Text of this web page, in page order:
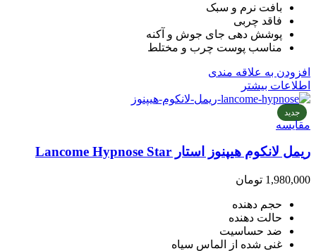
بافت نرم و سبک
فاقد چربی
پوشش دهی جای جوش و آکنه
مناسب پوست چرب و مختلط
افزودن به علاقه مندی
اطلاعات بیشتر
جدید
مقایسه
ریمل لانکوم هیپنوز استار Lancome Hypnose Star
1,980,000 تومان
حجم دهنده
حالت دهنده
ضد حساسیت
غنی شده از الماس سیاه